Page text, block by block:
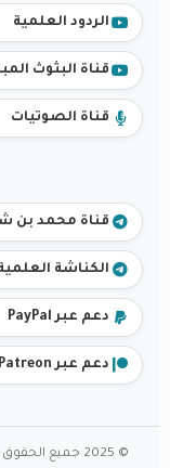
الردود العلمية
قناة البثوث
قناة الصوتيات
قناة محمد بن
الكناشة
دعم عبر PayPal
دعم عبر Patreon
© 2025 جميع الحقوق محفوظة - موقع الشيخ محمد بن شمس الدين